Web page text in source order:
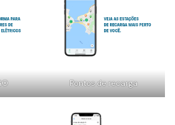
Pontos de recarga